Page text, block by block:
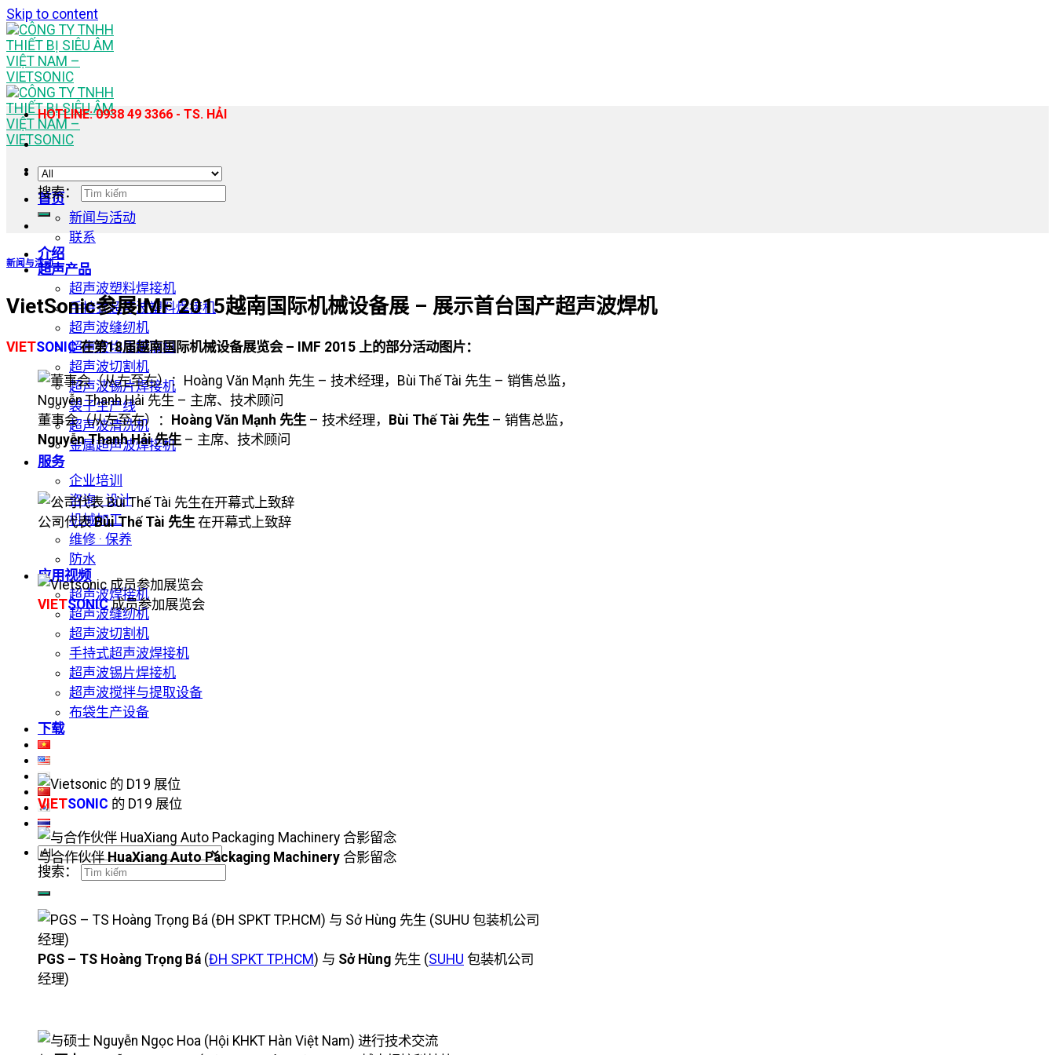
Skip to content
首页
新闻与活动
联系
介绍
超声产品
超声波塑料焊接机
手持式超声波塑料焊接机
超声波缝纫机
超声波均质提取机
超声波切割机
超声波锡片焊接机
袋子生产线
超声波清洗机
金属超声波焊接机
服务
企业培训
咨询 · 设计
机械加工
维修 · 保养
防水
应用视频
超声波焊接机
超声波缝纫机
超声波切割机
手持式超声波焊接机
超声波锡片焊接机
超声波搅拌与提取设备
布袋生产设备
下载
搜索：
HOTLINE: 0938 49 3366 - TS. HẢI
搜索：
新闻与活动
VietSonic参展IMF 2015越南国际机械设备展 – 展示首台国产超声波焊机
VIETSONIC在第18届越南国际机械设备展览会 – IMF 2015 上的部分活动图片：
董事会（从左至右）： Hoàng Văn Mạnh 先生 – 技术经理， Bùi Thế Tài 先生 – 销售总监，
Nguyễn Thanh Hải 先生 – 主席、技术顾问
公司代表Bùi Thế Tài 先生 在开幕式上致辞
VIETSONIC成员参加展览会
VIETSONIC 的 D19 展位
与合作伙伴HuaXiang Auto Packaging Machinery 合影留念
PGS – TS Hoàng Trọng Bá (ĐH SPKT TP.HCM) 与 Sở Hùng 先生 (SUHU 包装机公司
经理)